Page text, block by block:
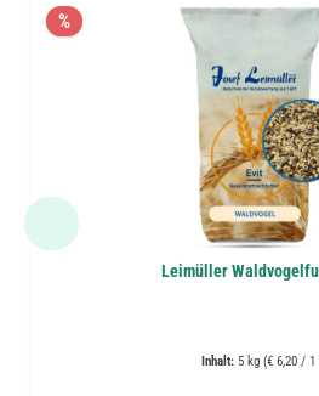
%
Leimüller
Inhalt: 5 kg (€ 6,20 / 1